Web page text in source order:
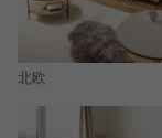
北欧